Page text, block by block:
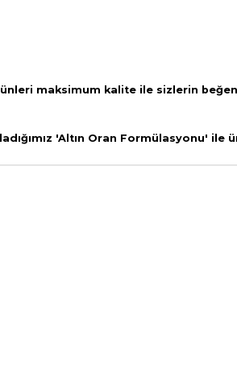
maksimum kalite ile sizlerin
'Altın Oran Formülasyonu' ile